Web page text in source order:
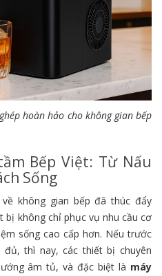
hoàn hảo cho không gian bếp
Bếp Việt: Từ Nấu
Sống
không gian bếp đã thúc đẩy
bị không chỉ phục vụ nhu cầu cơ
sống cao cấp hơn. Nếu trước
thì nay, các thiết bị chuyên
âm tủ, và đặc biệt là máy